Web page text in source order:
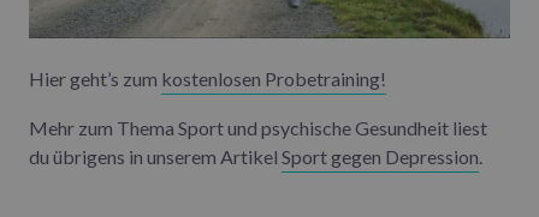
Hier geht’s zum kostenlosen Probetraining!
Mehr zum Thema Sport und psychische Gesundheit liest
du übrigens in unserem Artikel Sport gegen Depression.